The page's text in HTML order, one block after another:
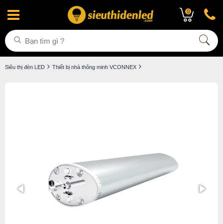
0
Siêu thị đèn LED Thiết bị nhà thông minh VCONNEX